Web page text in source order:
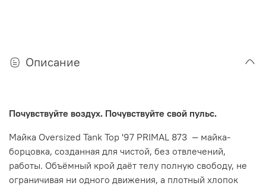
Описание
Почувствуйте воздух. Почувствуйте свой пульс.
Майка Oversized Tank Top '97 PRIMAL 873 — майка-
борцовка, созданная для чистой, без отвлечений,
работы. Объёмный крой даёт телу полную свободу, не
ограничивая ни одного движения, а плотный хлопок